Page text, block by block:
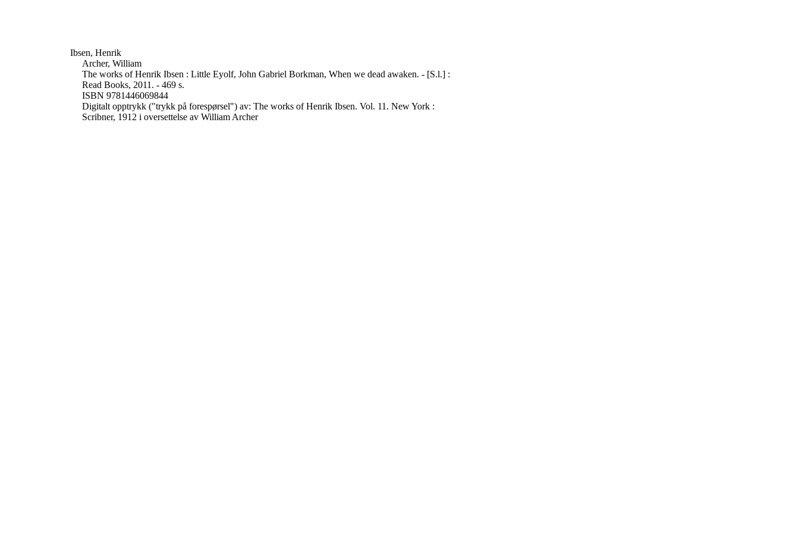
Ibsen, Henrik
Archer, William
The works of Henrik Ibsen : Little Eyolf, John Gabriel Borkman, When we dead awaken. - [S.l.] :
Read Books, 2011. - 469 s.
ISBN 9781446069844
Digitalt opptrykk ("trykk på forespørsel") av: The works of Henrik Ibsen. Vol. 11. New York :
Scribner, 1912 i oversettelse av William Archer